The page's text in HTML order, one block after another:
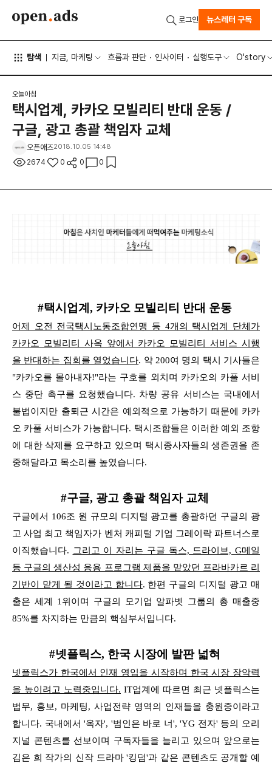
탐색 지금, 마케팅 흐름과 판단 인사이터 실행도구 O'story
로그인 뉴스레터 구독
오늘아침
택시업계, 카카오 모빌리티 반대 운동 /
구글, 광고 총괄 책임자 교체
오픈애즈2018.10.05 14:48
2674 0 0 0
#택시업계, 카카오 모빌리티 반대 운동
어제 오전 전국택시노동조합연맹 등 4개의 택시업계 단체가
카카오 모빌리티 사옥 앞에서 카카오 모빌리티 서비스 시행
을 반대하는 집회를 열었습니다. 약 200여 명의 택시 기사들은
"카카오를 몰아내자!"라는 구호를 외치며 카카오의 카풀 서비
스 중단 촉구를 요청했습니다. 차량 공유 서비스는 국내에서
불법이지만 출퇴근 시간은 예외적으로 가능하기 때문에 카카
오 카풀 서비스가 가능합니다. 택시조합들은 이러한 예외 조항
에 대한 삭제를 요구하고 있으며 택시종사자들의 생존권을 존
중해달라고 목소리를 높였습니다.
#구글, 광고 총괄 책임자 교체
구글에서 106조 원 규모의 디지털 광고를 총괄하던 구글의 광
고 사업 최고 책임자가 벤처 캐피털 기업 그레이락 파트너스로
이직했습니다. 그리고 이 자리는 구글 독스, 드라이브, G메일
등 구글의 생산성 응용 프로그램 제품을 맡았던 프라바카르 리
기반이 맡게 될 것이라고 합니다. 한편 구글의 디지털 광고 매
출은 세계 1위이며 구글의 모기업 알파벳 그룹의 총 매출중
85%를 차지하는 만큼의 핵심부서입니다.
#넷플릭스, 한국 시장에 발판 넓혀
넷플릭스가 한국에서 인재 영입을 시작하며 한국 시장 장악력
을 높이려고 노력중입니다. IT업계에 따르면 최근 넷플릭스는
법무, 홍보, 마케팅, 사업전략 영역의 인재들을 충원중이라고
합니다. 국내에서 '옥자', '범인은 바로 너', 'YG 전자' 등의
오리
지널 콘텐츠를 선보이며 구독자들을 늘리고 있으며 앞으로는
김은 희 작가의 신작 드라마 '킹덤'과 같은 콘텐츠도 공개할 예